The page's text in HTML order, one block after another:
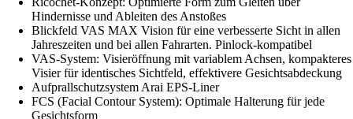
Hindernisse und Ableiten des Anstoßes
Blickfeld VAS MAX Vision für eine verbesserte Sicht in allen
Jahreszeiten und bei allen Fahrarten. Pinlock-kompatibel
VAS-System: Visieröffnung mit variablem Achsen, kompakteres
Visier für identisches Sichtfeld, effektivere Gesichtsabdeckung
Aufprallschutzsystem Arai EPS-Liner
FCS (Facial Contour System): Optimale Halterung für jede
Gesichtsform